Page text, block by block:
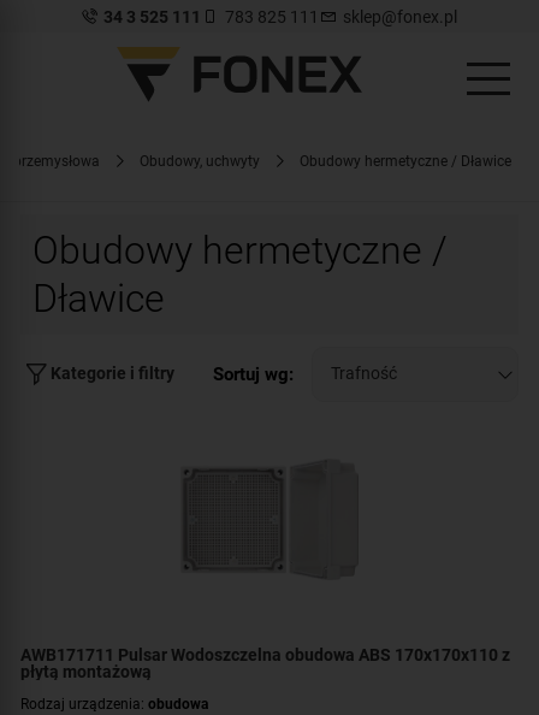
34 3 525 111 783 825 111 sklep@fonex.pl
przemysłowa Obudowy, uchwyty Obudowy hermetyczne / Dławice
Obudowy hermetyczne /
Dławice
Kategorie i filtry Sortuj wg:
AWB171711 Pulsar Wodoszczelna obudowa ABS 170x170x110 z
płytą montażową
Rodzaj urządzenia: obudowa